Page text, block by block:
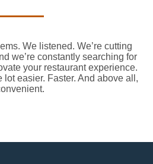
We listened. We’re cutting
we’re constantly searching for
your restaurant experience.
easier. Faster. And above all,